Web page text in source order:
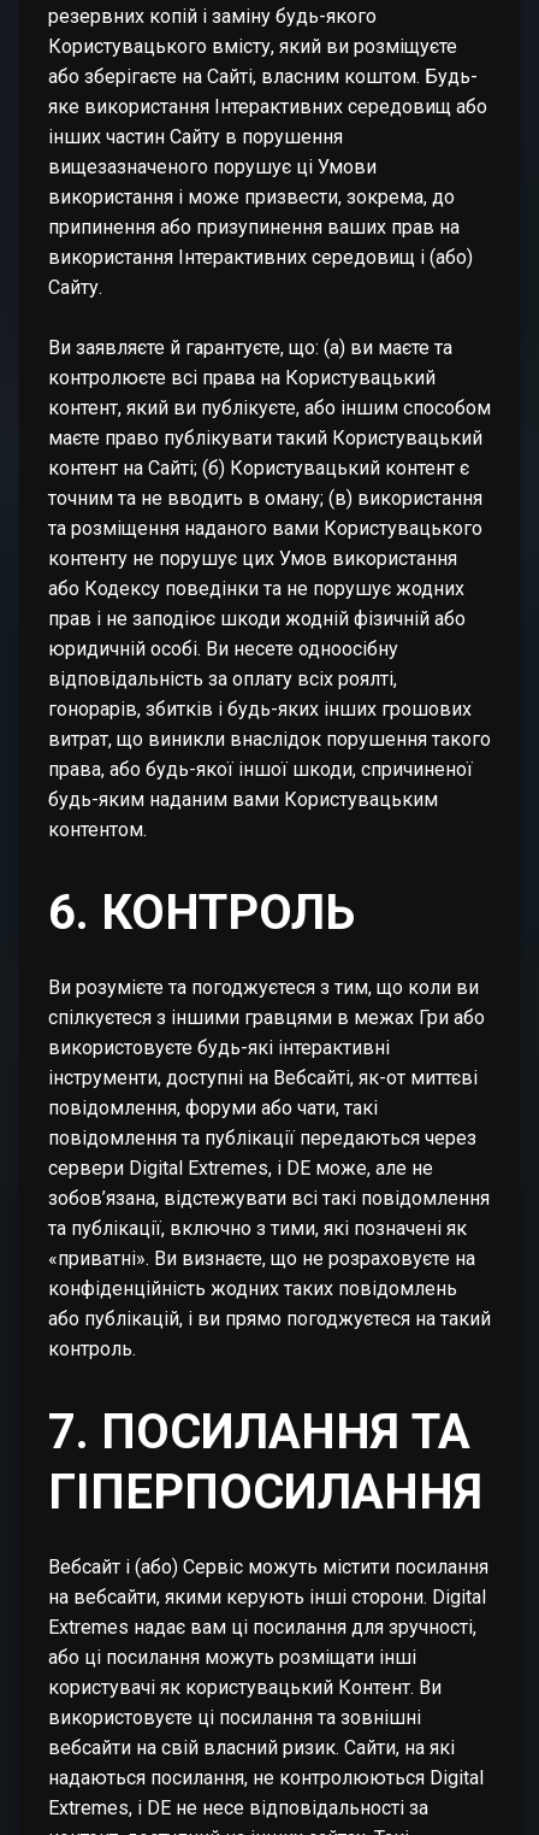
резервних копій і заміну будь-якого
Користувацького вмісту, який ви розміщуєте
або зберігаєте на Сайті, власним коштом. Будь-
яке використання Інтерактивних середовищ або
інших частин Сайту в порушення
вищезазначеного порушує ці Умови
використання і може призвести, зокрема, до
припинення або призупинення ваших прав на
використання Інтерактивних середовищ і (або)
Сайту.
Ви заявляєте й гарантуєте, що: (а) ви маєте та
контролюєте всі права на Користувацький
контент, який ви публікуєте, або іншим способом
маєте право публікувати такий Користувацький
контент на Сайті; (б) Користувацький контент є
точним та не вводить в оману; (в) використання
та розміщення наданого вами Користувацького
контенту не порушує цих Умов використання
або Кодексу поведінки та не порушує жодних
прав і не заподіює шкоди жодній фізичній або
юридичній особі. Ви несете одноосібну
відповідальність за оплату всіх роялті,
гонорарів, збитків і будь-яких інших грошових
витрат, що виникли внаслідок порушення такого
права, або будь-якої іншої шкоди, спричиненої
будь-яким наданим вами Користувацьким
контентом.
6. КОНТРОЛЬ
Ви розумієте та погоджуєтеся з тим, що коли ви
спілкуєтеся з іншими гравцями в межах Гри або
використовуєте будь-які інтерактивні
інструменти, доступні на Вебсайті, як-от миттєві
повідомлення, форуми або чати, такі
повідомлення та публікації передаються через
сервери Digital Extremes, і DE може, але не
зобов’язана, відстежувати всі такі повідомлення
та публікації, включно з тими, які позначені як
«приватні». Ви визнаєте, що не розраховуєте на
конфіденційність жодних таких повідомлень
або публікацій, і ви прямо погоджуєтеся на такий
контроль.
7. ПОСИЛАННЯ ТА
ГІПЕРПОСИЛАННЯ
Вебсайт і (або) Сервіс можуть містити посилання
на вебсайти, якими керують інші сторони. Digital
Extremes надає вам ці посилання для зручності,
або ці посилання можуть розміщати інші
користувачі як користувацький Контент. Ви
використовуєте ці посилання та зовнішні
вебсайти на свій власний ризик. Сайти, на які
надаються посилання, не контролюються Digital
Extremes, і DE не несе відповідальності за